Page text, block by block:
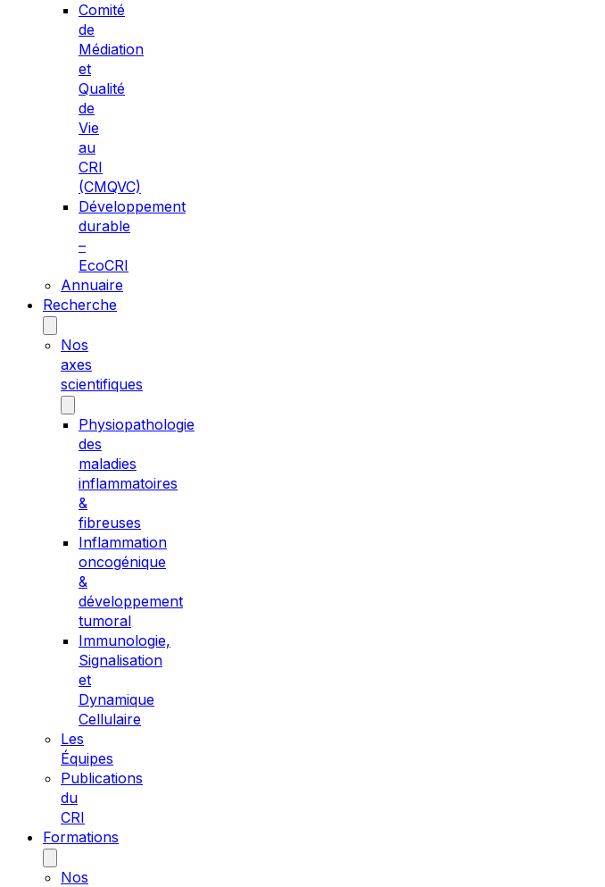
Comité
de
Médiation
et
Qualité
de
Vie
au
CRI
(CMQVC)
Développement
durable
–
EcoCRI
Annuaire
Recherche
Nos
axes
scientifiques
Physiopathologie
des
maladies
inflammatoires
&
fibreuses
Inflammation
oncogénique
&
développement
tumoral
Immunologie,
Signalisation
et
Dynamique
Cellulaire
Les
Équipes
Publications
du
CRI
Formations
Nos